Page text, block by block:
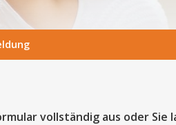
vollständig aus oder